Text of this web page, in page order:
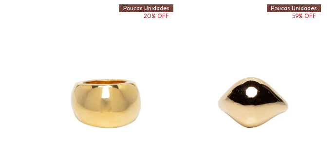
Poucas Unidades
20% OFF
Poucas Unidades
59% OFF